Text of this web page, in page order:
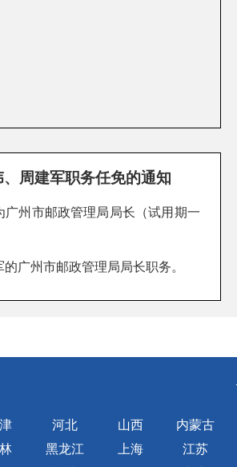
、周建军职务任免的通知
广州市邮政管理局局长（试用期一
的广州市邮政管理局局长职务。
河北 山西
内蒙古
黑龙江 上海
江苏